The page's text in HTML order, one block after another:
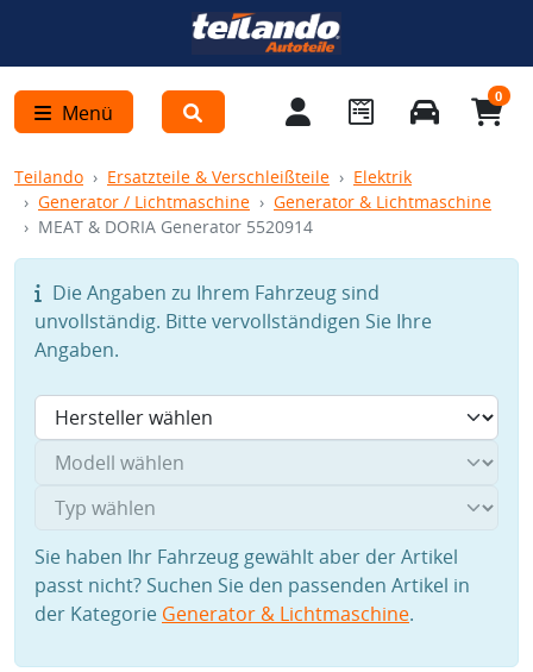
Menü
0
Teilando Ersatzteile & Verschleißteile
Elektrik
Generator / Lichtmaschine
Generator & Lichtmaschine
MEAT & DORIA Generator 5520914
Die Angaben zu Ihrem Fahrzeug sind
unvollständig. Bitte vervollständigen Sie Ihre
Angaben.
Sie haben Ihr Fahrzeug gewählt aber der Artikel
passt nicht? Suchen Sie den passenden Artikel in
der Kategorie Generator & Lichtmaschine.